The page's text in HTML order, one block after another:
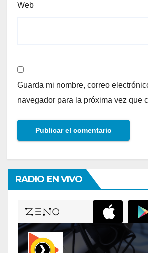
Web
Guarda mi nombre, correo
navegador para la próxima vez que
RADIO EN VIVO